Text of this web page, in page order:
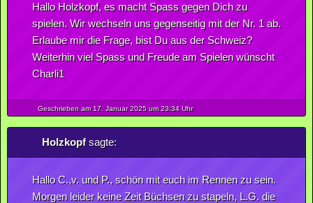
Hallo Holzkopf, es macht Spass gegen Dich zu
spielen. Wir wechseln uns gegenseitig mit der Nr. 1 ab.
Erlaube mir die Frage, bist Du aus der Schweiz?
Weiterhin viel Spass und Freude am Spielen wünscht
Charli1
Geschrieben am 17. Januar2025um 23:34 Uhr
Holzkopfsagte:
Hallo C.,v. und P., schön mit euch im Rennen zu sein.
Morgen leider keine Zeit Büchsen zu stapeln, L.G. die